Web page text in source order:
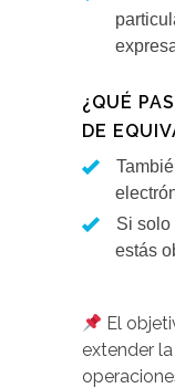
¿QUÉ
DE
Si solo
estás
El
extender